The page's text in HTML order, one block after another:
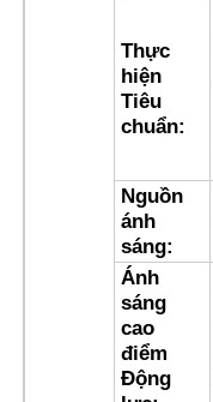
Tham quan nhà
Kiểm soát chất
Liên hệ chúng tôi
Yêu cầu báo giá
Thực
hiện
Tiêu
chuẩn:
Nguồn
ánh
sáng:
Ánh
sáng
cao
điểm
Động